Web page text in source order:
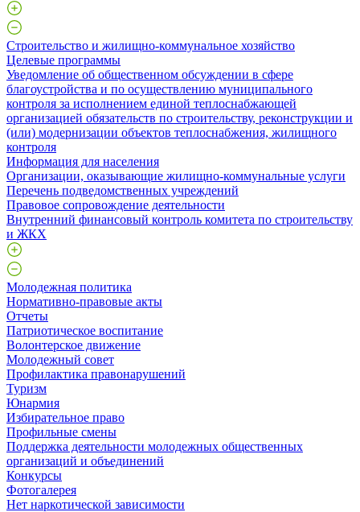
Строительство и жилищно-коммунальное хозяйство
Целевые программы
Уведомление об общественном обсуждении в сфере
благоустройства и по осуществлению муниципального
контроля за исполнением единой теплоснабжающей
организацией обязательств по строительству, реконструкции и
(или) модернизации объектов теплоснабжения, жилищного
контроля
Информация для населения
Организации, оказывающие жилищно-коммунальные услуги
Перечень подведомственных учреждений
Правовое сопровождение деятельности
Внутренний финансовый контроль комитета по строительству
и ЖКХ
Молодежная политика
Нормативно-правовые акты
Отчеты
Патриотическое воспитание
Волонтерское движение
Молодежный совет
Профилактика правонарушений
Туризм
Юнармия
Избирательное право
Профильные смены
Поддержка деятельности молодежных общественных
организаций и объединений
Конкурсы
Фотогалерея
Нет наркотической зависимости